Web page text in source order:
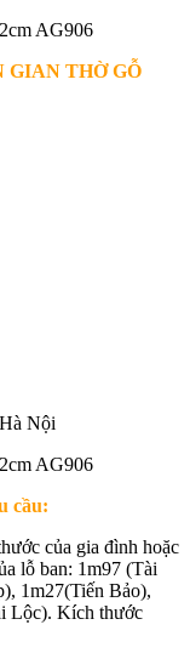
GIAN THỜ GỖ
Nội
cầu:
của gia đình hoặc
lỗ ban: 1m97 (Tài
1m27(Tiến Bảo),
Lộc). Kích thước